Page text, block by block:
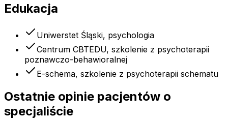
Edukacja
Uniwerstet Śląski, psychologia
Centrum CBTEDU, szkolenie z psychoterapii
poznawczo-behawioralnej
E-schema, szkolenie z psychoterapii schematu
Ostatnie opinie pacjentów o
specjaliście